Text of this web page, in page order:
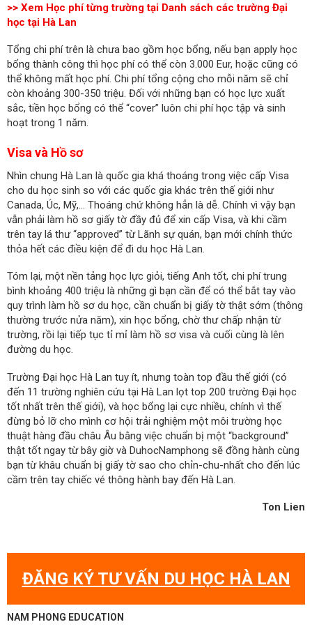
>> Xem Học phí từng trường tại Danh sách các trường Đại
học tại Hà Lan
Tổng chi phí trên là chưa bao gồm học bổng, nếu bạn apply học
bổng thành công thì học phí có thể còn 3.000 Eur, hoặc cũng có
thể không mất học phí. Chi phí tổng cộng cho mỗi năm sẽ chỉ
còn khoảng 300-350 triệu. Đối với những bạn có học lực xuất
sắc, tiền học bổng có thể “cover” luôn chi phí học tập và sinh
hoạt trong 1 năm.
Visa và Hồ sơ
Nhìn chung Hà Lan là quốc gia khá thoáng trong việc cấp Visa
cho du học sinh so với các quốc gia khác trên thế giới như
Canada, Úc, Mỹ,… Thoáng chứ không hẳn là dễ. Chính vì vậy bạn
vẫn phải làm hồ sơ giấy tờ đầy đủ để xin cấp Visa, và khi cầm
trên tay lá thư “approved” từ Lãnh sự quán, bạn mới chính thức
thỏa hết các điều kiện để đi du học Hà Lan.
Tóm lại, một nền tảng học lực giỏi, tiếng Anh tốt, chi phí trung
bình khoảng 400 triệu là những gì bạn cần để có thể bắt tay vào
quy trình làm hồ sơ du học, cần chuẩn bị giấy tờ thật sớm (thông
thường trước nửa năm), xin học bổng, chờ thư chấp nhận từ
trường, rồi lại tiếp tục tỉ mỉ làm hồ sơ visa và cuối cùng là lên
đường du học.
Trường Đại học Hà Lan tuy ít, nhưng toàn top đầu thế giới (có
đến 11 trường nghiên cứu tại Hà Lan lọt top 200 trường Đại học
tốt nhất trên thế giới), và học bổng lại cực nhiều, chính vì thế
đừng bỏ lỡ cho mình cơ hội trải nghiệm một môi trường học
thuật hàng đầu châu Âu bằng việc chuẩn bị một “background”
thật tốt ngay từ bây giờ và DuhocNamphong sẽ đồng hành cùng
bạn từ khâu chuẩn bị giấy tờ sao cho chỉn-chu-nhất cho đến lúc
cầm trên tay chiếc vé thông hành bay đến Hà Lan.
Ton Lien
ĐĂNG KÝ TƯ VẤN DU HỌC HÀ LAN
NAM PHONG EDUCATION